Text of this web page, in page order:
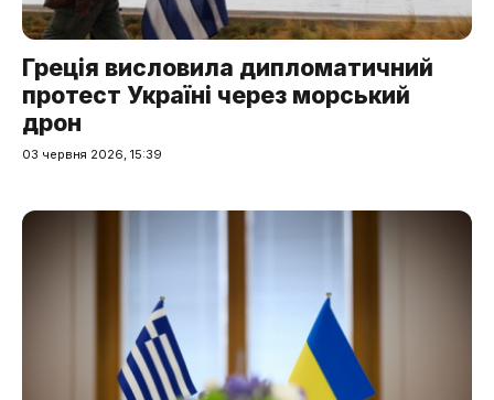
Греція висловила дипломатичний
протест Україні через морський
дрон
03 червня 2026, 15:39